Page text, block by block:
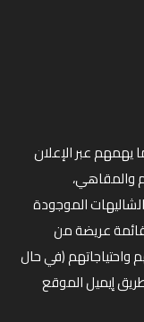
عبر الإعلان
والمقاهي،
الموجودة
قائمة عريضة من
واحتياجاتهم (في حال
إيميل الموقع